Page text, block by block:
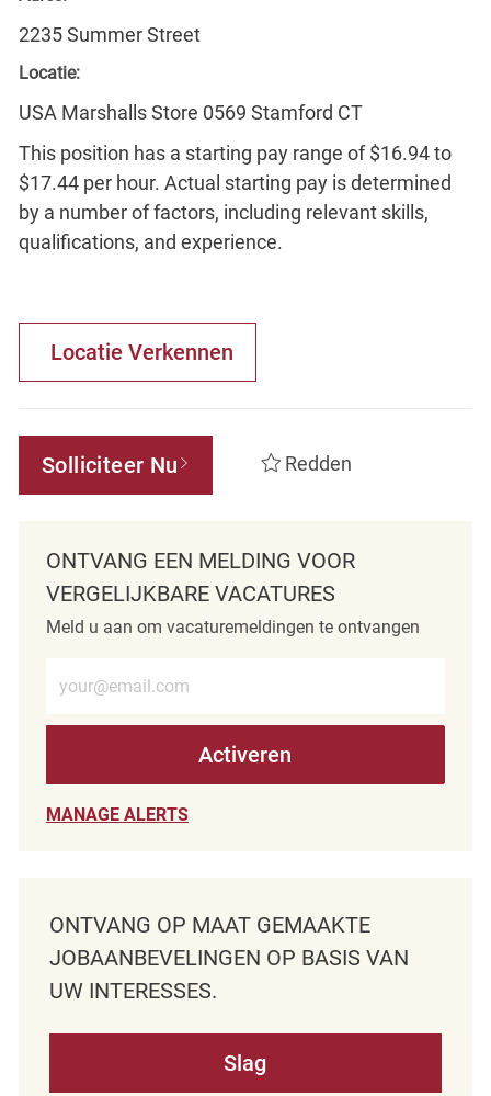
2235 Summer Street
Locatie:
USA Marshalls Store 0569 Stamford CT
This position has a starting pay range of $16.94 to
$17.44 per hour. Actual starting pay is determined
by a number of factors, including relevant skills,
qualifications, and experience.
Locatie Verkennen
Solliciteer Nu Redden
ONTVANG EEN MELDING VOOR
VERGELIJKBARE VACATURES
Meld u aan om vacaturemeldingen te ontvangen
Activeren
MANAGE ALERTS
ONTVANG OP MAAT GEMAAKTE
JOBAANBEVELINGEN OP BASIS VAN
UW INTERESSES.
Slag